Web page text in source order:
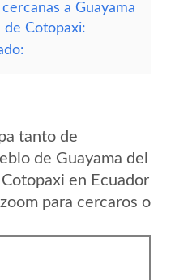
a Guayama
de Cotopaxi:
tanto de
de Guayama del
en Ecuador
para cercaros o